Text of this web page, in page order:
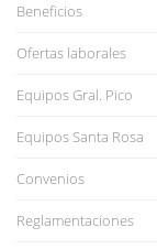
Beneficios
Ofertas laborales
Equipos Gral. Pico
Equipos Santa Rosa
Convenios
Reglamentaciones